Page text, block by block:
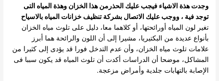
وجدت هذة الاشياء فيجب عليك الحذرمن هذا الخزان وهذة المياه التى
توجد فية ، ووجب عليك الاتصال بشركة تنظيف خزانات المياه بالاسياح
تغير لون المياه أورائحتها، أو كلاهما معا، دليل على تلوث مياه الخزان
بأنواع عديدة من البكتيريا، مشيرا إلى أن اللون والرائحة هما أبرز
علامات تلوث مياه الخزان، وأن عدم التدخل فورا قد يؤدى إلى كثيرا من
المشاكل، موضحا أن الدراسات أكدت أن تلوث المياه قد يكون سببا فى
الإصابة بالتهابات جلدية وأمراض مزعجة.